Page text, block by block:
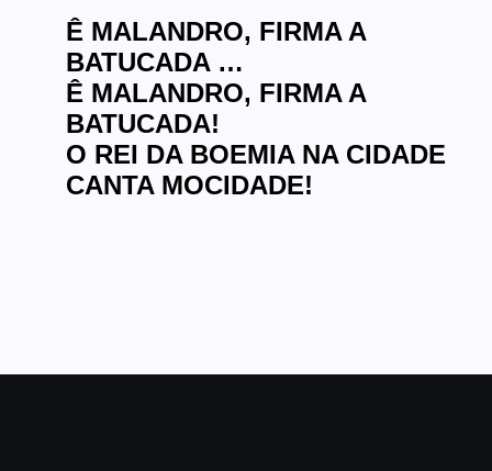
Ê MALANDRO, FIRMA A
BATUCADA …
Ê MALANDRO, FIRMA A
BATUCADA!
O REI DA BOEMIA NA CIDADE
CANTA MOCIDADE!